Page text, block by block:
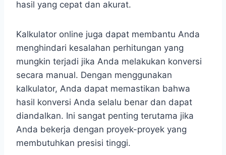
hasil yang cepat dan akurat.
Kalkulator online juga dapat membantu Anda
menghindari kesalahan perhitungan yang
mungkin terjadi jika Anda melakukan konversi
secara manual. Dengan menggunakan
kalkulator, Anda dapat memastikan bahwa
hasil konversi Anda selalu benar dan dapat
diandalkan. Ini sangat penting terutama jika
Anda bekerja dengan proyek-proyek yang
membutuhkan presisi tinggi.